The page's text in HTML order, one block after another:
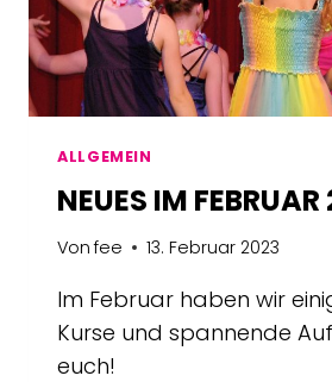
ALLGEMEIN
NEUES IM
Von fee 13. Februar 2023
Im Februar haben wir
Kurse und spannende
euch!